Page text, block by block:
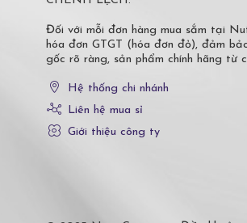
Đối với mỗi đơn hàng mua sắm tại
hóa đơn GTGT (hóa đơn đỏ), đảm
gốc rõ ràng, sản phẩm chính hãng từ
Hệ thống chi nhánh
Liên hệ mua sỉ
Giới thiệu công ty